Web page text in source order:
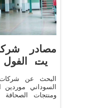
مصادر
لزيت
البحث عن
السوداني
ومنتجات